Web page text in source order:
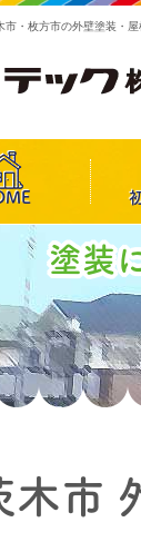
市・枚方市の外壁塗装・
塗装
木市